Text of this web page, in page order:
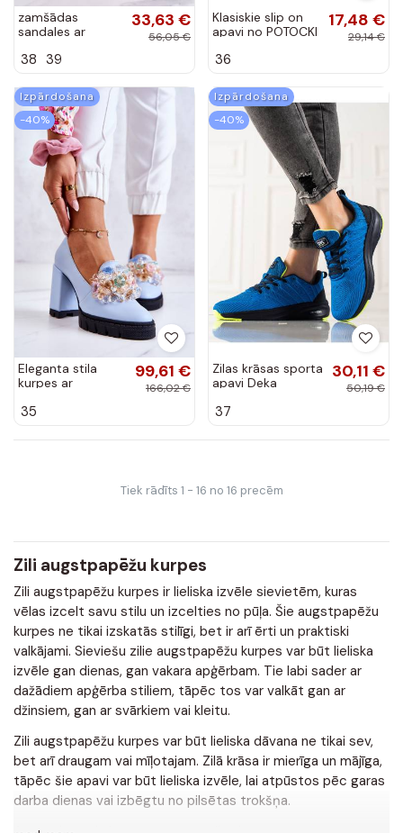
zamšādas
sandales ar
krāsas Sharlene
33,63 €
56,05 €
38 39
Klasiskie slip on
apavi no POTOCKI
17,48 €
29,14 €
36
Izpārdošana
-40%
Eleganta stila
kurpes ar
krāsas Caterine
99,61 €
166,02 €
35
Izpārdošana
-40%
Zilas krāsas sporta
apavi Deka
30,11 €
50,19 €
37
Tiek rādīts 1 - 16 no 16 precēm
Zili augstpapēžu kurpes
Zili augstpapēžu kurpes ir lieliska izvēle sievietēm, kuras
vēlas izcelt savu stilu un izcelties no pūļa. Šie augstpapēžu
kurpes ne tikai izskatās stilīgi, bet ir arī ērti un praktiski
valkājami. Sieviešu zilie augstpapēžu kurpes var būt lieliska
izvēle gan dienas, gan vakara apģērbam. Tie labi sader ar
dažādiem apģērba stiliem, tāpēc tos var valkāt gan ar
džinsiem, gan ar svārkiem vai kleitu.
Zili augstpapēžu kurpes var būt lieliska dāvana ne tikai sev,
bet arī draugam vai mīļotajam. Zilā krāsa ir mierīga un mājīga,
tāpēc šie apavi var būt lieliska izvēle, lai atpūstos pēc garas
darba dienas vai izbēgtu no pilsētas trokšņa.